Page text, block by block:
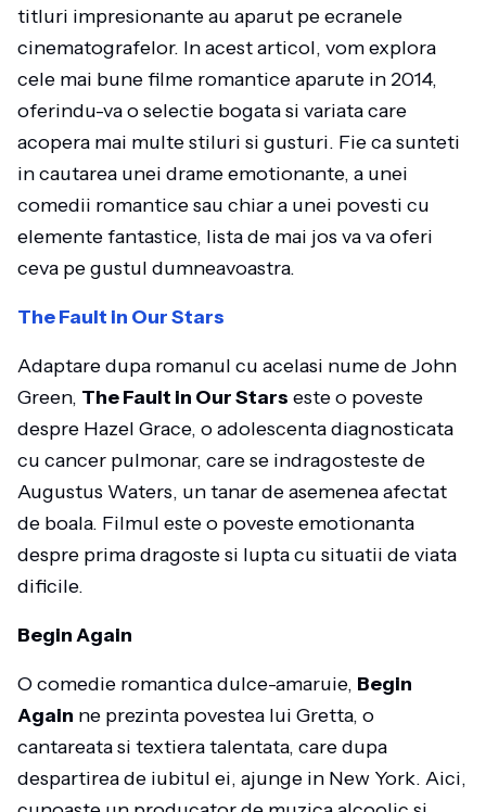
titluri impresionante au aparut pe ecranele
cinematografelor. In acest articol, vom explora
cele mai bune filme romantice aparute in 2014,
oferindu-va o selectie bogata si variata care
acopera mai multe stiluri si gusturi. Fie ca sunteti
in cautarea unei drame emotionante, a unei
comedii romantice sau chiar a unei povesti cu
elemente fantastice, lista de mai jos va va oferi
ceva pe gustul dumneavoastra.
The Fault in Our Stars
Adaptare dupa romanul cu acelasi nume de John
Green, The Fault in Our Stars este o poveste
despre Hazel Grace, o adolescenta diagnosticata
cu cancer pulmonar, care se indragosteste de
Augustus Waters, un tanar de asemenea afectat
de boala. Filmul este o poveste emotionanta
despre prima dragoste si lupta cu situatii de viata
dificile.
Begin Again
O comedie romantica dulce-amaruie, Begin
Again ne prezinta povestea lui Gretta, o
cantareata si textiera talentata, care dupa
despartirea de iubitul ei, ajunge in New York. Aici,